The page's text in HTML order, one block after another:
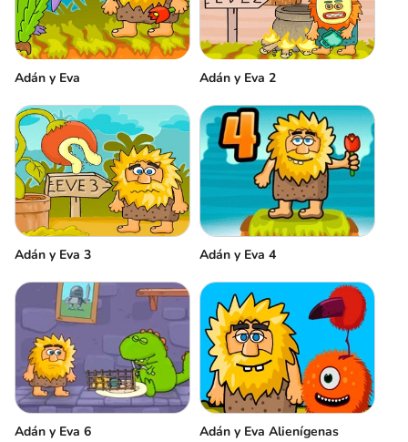
Adán y Eva Adán y Eva 2
Adán y Eva 3 Adán y Eva 4
Adán y Eva 6 Adán y Eva Alienígenas